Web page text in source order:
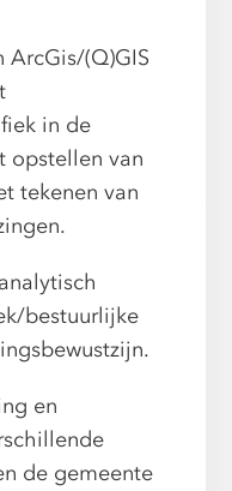
ArcGis/(Q)GIS
in de
opstellen van
tekenen van
bestuurlijke
en
de gemeente